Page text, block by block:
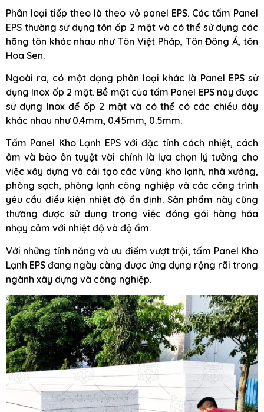
Phân loại tiếp theo là theo vỏ panel EPS. Các tấm Panel
EPS thường sử dụng tôn ốp 2 mặt và có thể sử dụng các
hãng tôn khác nhau như Tôn Việt Pháp, Tôn Đông Á, tôn
Hoa Sen.
Ngoài ra, có một dạng phân loại khác là Panel EPS sử
dụng Inox ốp 2 mặt. Bề mặt của tấm Panel EPS này được
sử dụng Inox để ốp 2 mặt và có thể có các chiều dày
khác nhau như 0.4mm, 0.45mm, 0.5mm.
Tấm Panel Kho Lạnh EPS với đặc tính cách nhiệt, cách
âm và bảo ôn tuyệt vời chính là lựa chọn lý tưởng cho
việc xây dựng và cải tạo các vùng kho lạnh, nhà xưởng,
phòng sạch, phòng lạnh công nghiệp và các công trình
yêu cầu điều kiện nhiệt độ ổn định. Sản phẩm này cũng
thường được sử dụng trong việc đóng gói hàng hóa
nhạy cảm với nhiệt độ và độ ẩm.
Với những tính năng và ưu điểm vượt trội, tấm Panel Kho
Lạnh EPS đang ngày càng được ứng dụng rộng rãi trong
ngành xây dựng và công nghiệp.